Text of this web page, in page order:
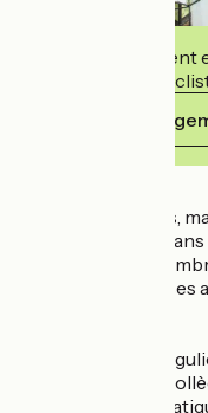
Cet établissement
accueillir des
Voir ses
Cet hôtel 4 étoiles,
thème de l’école
dispose de 40
balcons et terrasses
Avec sa façade
Reinoso pour le
aperçu de la